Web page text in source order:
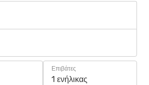
Επιβάτες
1 ενήλικας